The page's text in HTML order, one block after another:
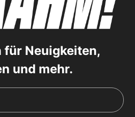
für Neuigkeiten,
und mehr.